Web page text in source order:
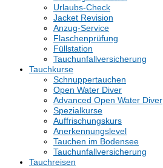
Urlaubs-Check
Jacket Revision
Anzug-Service
Flaschenprüfung
Füllstation
Tauchunfallversicherung
Tauchkurse
Schnuppertauchen
Open Water Diver
Advanced Open Water Diver
Spezialkurse
Auffrischungskurs
Anerkennungslevel
Tauchen im Bodensee
Tauchunfallversicherung
Tauchreisen